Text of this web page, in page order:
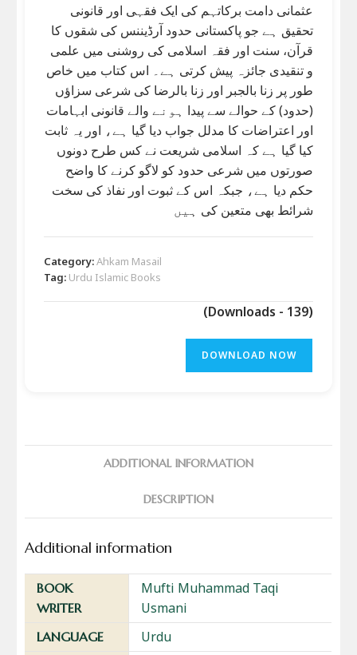
عثمانی دامت برکاتہم کی ایک فقہی اور قانونی
تحقیق ہے جو پاکستانی حدود آرڈیننس کی شقوں کا
قرآن، سنت اور فقہ اسلامی کی روشنی میں علمی
و تنقیدی جائزہ پیش کرتی ہے۔ اس کتاب میں خاص
طور پر زنا بالجبر اور زنا بالرضا کی شرعی سزاؤں
(حدود) کے حوالے سے پیدا ہونے والے قانونی ابہامات
اور اعتراضات کا مدلل جواب دیا گیا ہے، اور یہ ثابت
کیا گیا ہے کہ اسلامی شریعت نے کس طرح دونوں
صورتوں میں شرعی حدود کو لاگو کرنے کا واضح
حکم دیا ہے، جبکہ اس کے ثبوت اور نفاذ کی سخت
شرائط بھی متعین کی ہیں
Category:Ahkam Masail
Tag: Urdu Islamic Books
(Downloads - 139)
DOWNLOAD NOW
ADDITIONAL INFORMATION
DESCRIPTION
Additional information
BOOK
WRITER
Mufti Muhammad Taqi
Usmani
LANGUAGE Urdu